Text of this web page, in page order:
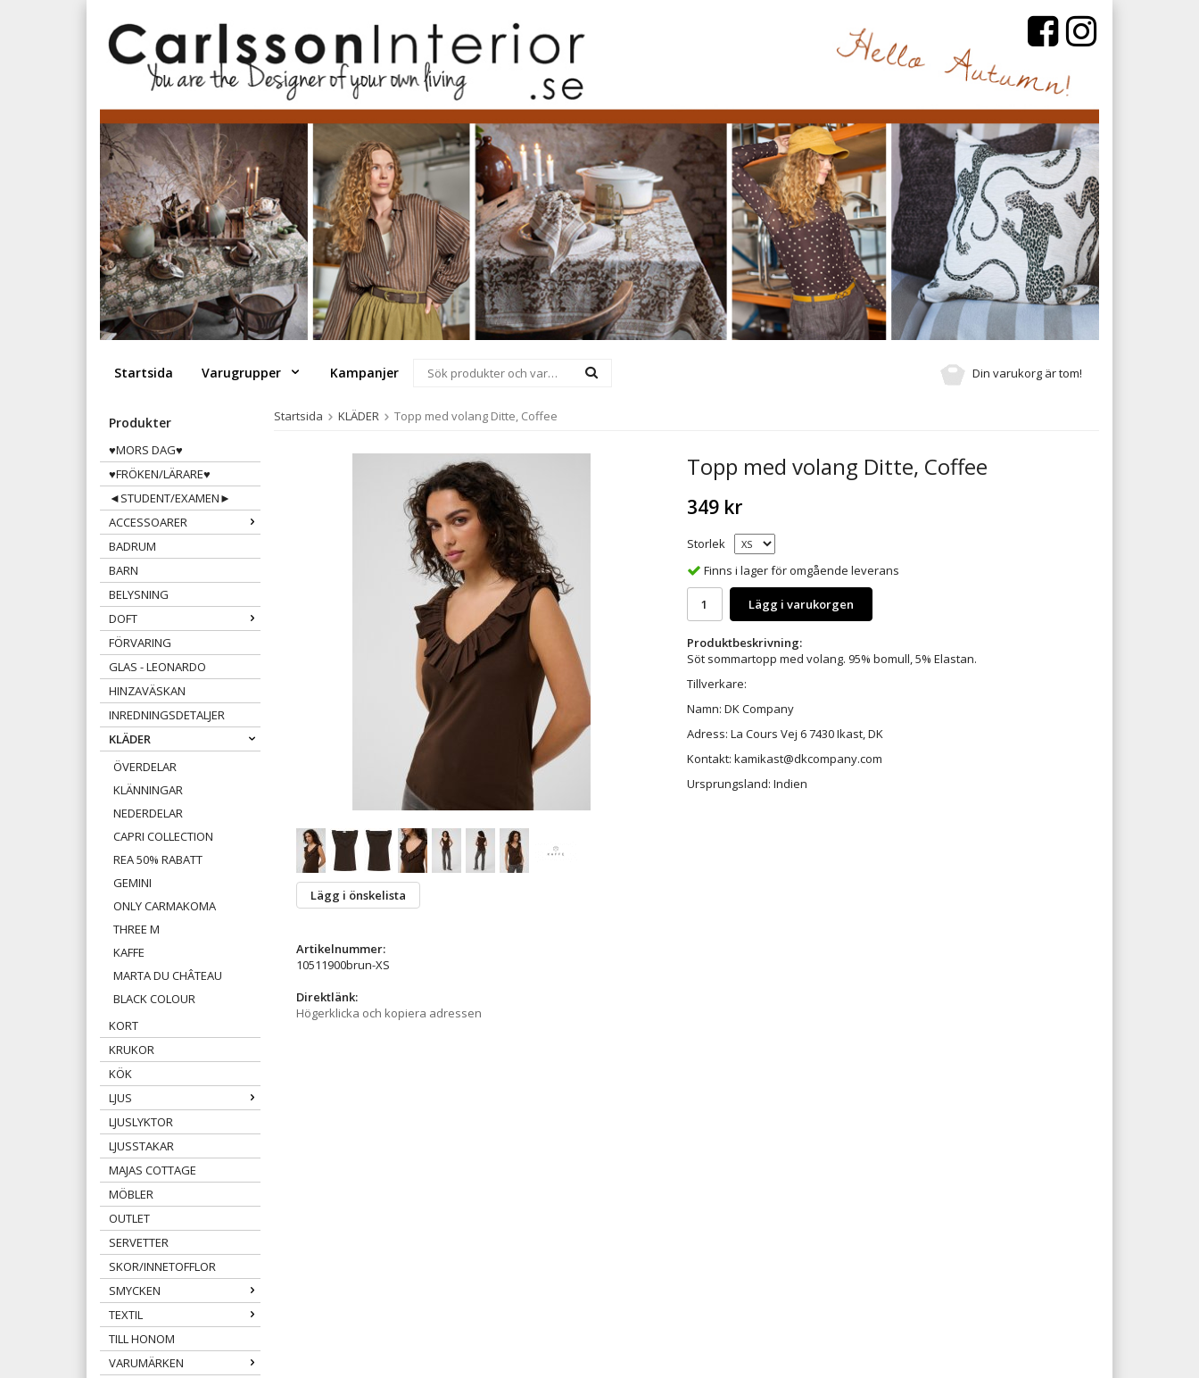
Startsida Varugrupper Kampanjer Din varukorg är tom!
Produkter
♥MORS DAG♥
♥FRÖKEN/LÄRARE♥
◄STUDENT/EXAMEN►
ACCESSOARER
BADRUM
BARN
BELYSNING
DOFT
FÖRVARING
GLAS - LEONARDO
HINZAVÄSKAN
INREDNINGSDETALJER
KLÄDER
ÖVERDELAR
KLÄNNINGAR
NEDERDELAR
CAPRI COLLECTION
REA 50% RABATT
GEMINI
ONLY CARMAKOMA
THREE M
KAFFE
MARTA DU CHÂTEAU
BLACK COLOUR
KORT
KRUKOR
KÖK
LJUS
LJUSLYKTOR
LJUSSTAKAR
MAJAS COTTAGE
MÖBLER
OUTLET
SERVETTER
SKOR/INNETOFFLOR
SMYCKEN
TEXTIL
TILL HONOM
VARUMÄRKEN
Startsida KLÄDER Topp med volang Ditte, Coffee
Topp med volang Ditte, Coffee
349 kr
Storlek
Finns i lager för omgående leverans
Lägg i varukorgen
Produktbeskrivning:
Söt sommartopp med volang. 95% bomull, 5% Elastan.
Tillverkare:
Namn: DK Company
Adress: La Cours Vej 6 7430 Ikast, DK
Kontakt: kamikast@dkcompany.com
Ursprungsland: Indien
Lägg i önskelista
Artikelnummer:
10511900brun-XS
Direktlänk:
Högerklicka och kopiera adressen